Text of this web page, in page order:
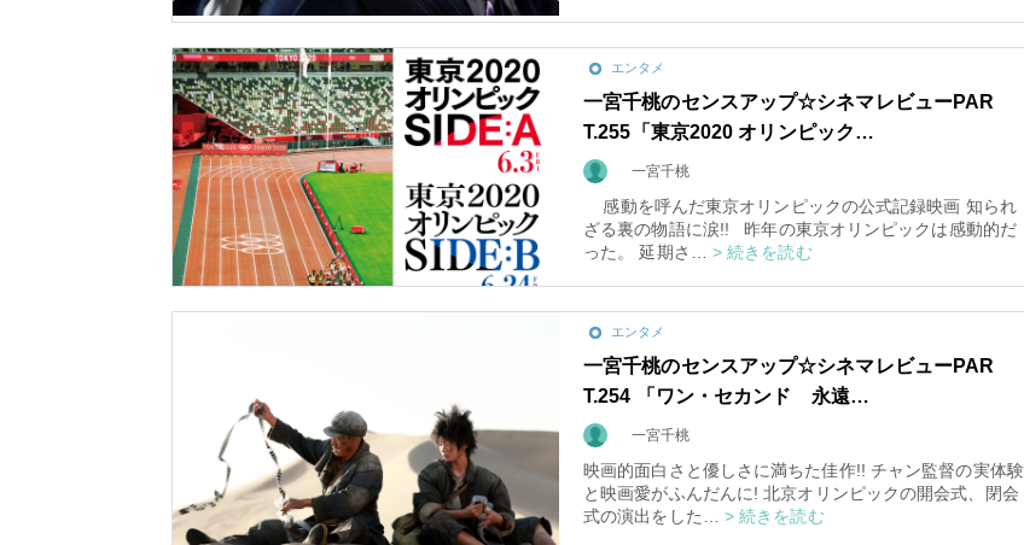
エンタメ
一宮千桃のセンスアップ☆シネマレビューPAR
T.255「東京2020 オリンピック…
一宮千桃
感動を呼んだ東京オリンピックの公式記録映画 知られ
ざる裏の物語に涙!! 昨年の東京オリンピックは感動的だ
った。 延期さ… > 続きを読む
エンタメ
一宮千桃のセンスアップ☆シネマレビューPAR
T.254 「ワン・セカンド 永遠…
一宮千桃
映画的面白さと優しさに満ちた佳作!! チャン監督の実体験
と映画愛がふんだんに! 北京オリンピックの開会式、閉会
式の演出をした… > 続きを読む
スピリチュアルは現実を動
かす原動力～あ…